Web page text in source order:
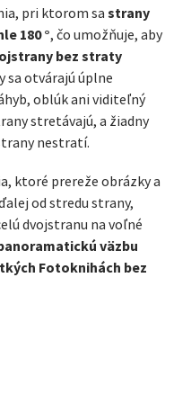
pri ktorom sa strany
180 °, čo umožňuje, aby
bez straty
sa otvárajú úplne
oblúk ani viditeľný
stretávajú, a žiadny
nestratí.
ktoré prereže obrázky a
od stredu strany,
dvojstranu na voľné
väzbu
Fotoknihách bez